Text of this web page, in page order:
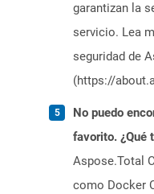
garantizan la
servicio. Lea
seguridad de
(https://
No puedo
favorito. ¿Qué
Aspose.Total
como Docker